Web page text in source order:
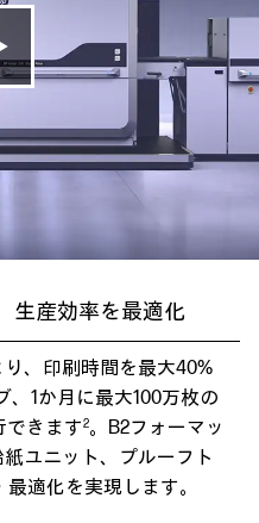
生産効率を最適化
、印刷時間を最大40%
、1か月に最大100万枚の
できます2。B2フォーマッ
ユニット、プルーフト
適化を実現します。